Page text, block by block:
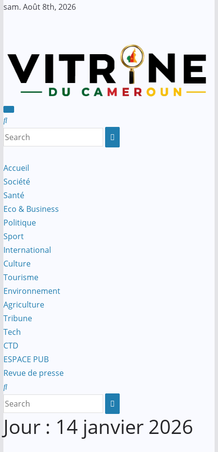
Skip
sam. Août 8th, 2026
Accueil
Société
Santé
Eco & Business
Politique
Sport
International
Culture
Tourisme
Environnement
Agriculture
Tribune
Tech
CTD
ESPACE PUB
Revue de presse
Jour : 14 janvier 2026